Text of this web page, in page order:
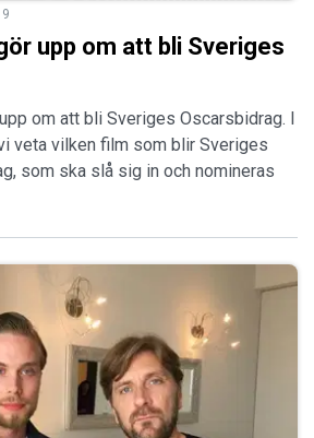
upp om att bli Sveriges
om att bli Sveriges Oscarsbidrag. I
veta vilken film som blir Sveriges
som ska slå sig in och nomineras